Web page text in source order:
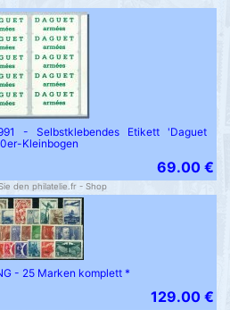
- Selbstklebendes Etikett 'Daguet
Kleinbogen
69.00 €
den philatelie.fr - Shop
- 25 Marken komplett *
129.00 €